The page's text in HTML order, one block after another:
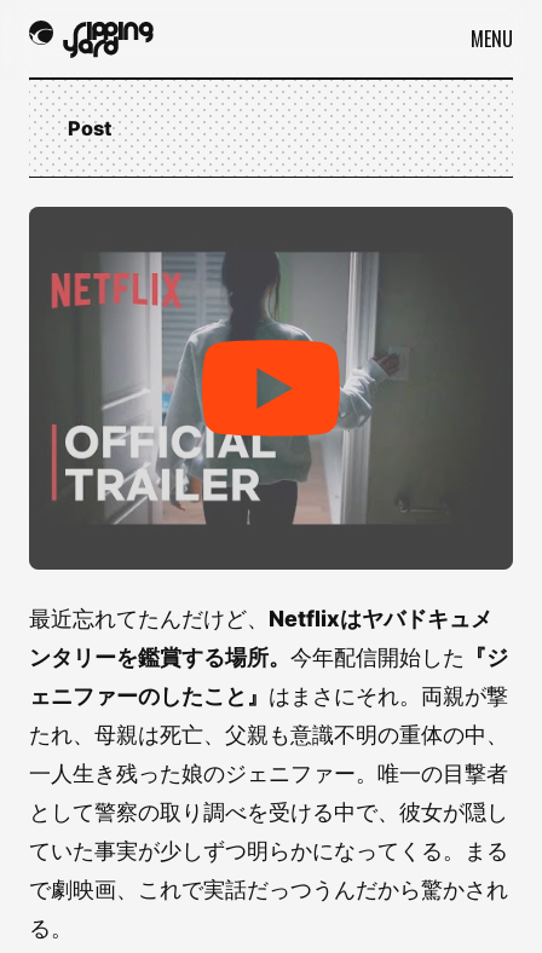
MENU
Post
最近忘れてたんだけど、 Netflixはヤバドキュメ
ンタリーを鑑賞する場所。 今年配信開始した 『ジ
ェニファーのしたこと』 はまさにそれ。両親が撃
たれ、母親は死亡、父親も意識不明の重体の中、
一人生き残った娘のジェニファー。唯一の目撃者
として警察の取り調べを受ける中で、彼女が隠し
ていた事実が少しずつ明らかになってくる。まる
で劇映画、これで実話だっつうんだから驚かされ
る。